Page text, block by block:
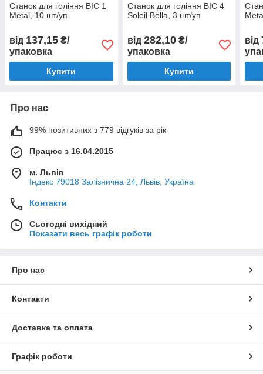
Станок для гоління BIC 1
Metal, 10 шт/уп
від 137,15 ₴/
упаковка
Купити
Станок для гоління BIC 4
Soleil Bella, 3 шт/уп
від 282,10₴/
упаковка
Купити
від
Про нас
99% позитивних з 779 відгуків за рік
Працює з 16.04.2015
м. Львів
Індекс 79018 Залізнична 24, Львів, Україна
Контакти
Сьогодні вихідний
Показати весь графік роботи
Про нас
Контакти
Доставка та оплата
Графік роботи